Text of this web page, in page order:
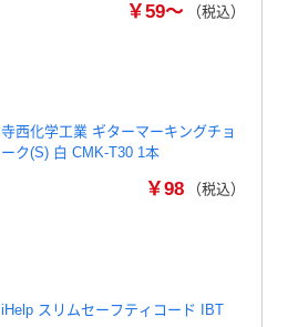
￥59～ （税込）
寺西化学工業 ギターマーキングチョ
ーク(S) 白 CMK-T30 1本
￥98 （税込）
iHelp スリムセーフティコード IBT